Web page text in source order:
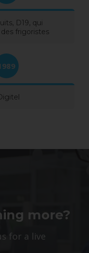
D19, qui
frigoristes
more?
for a live